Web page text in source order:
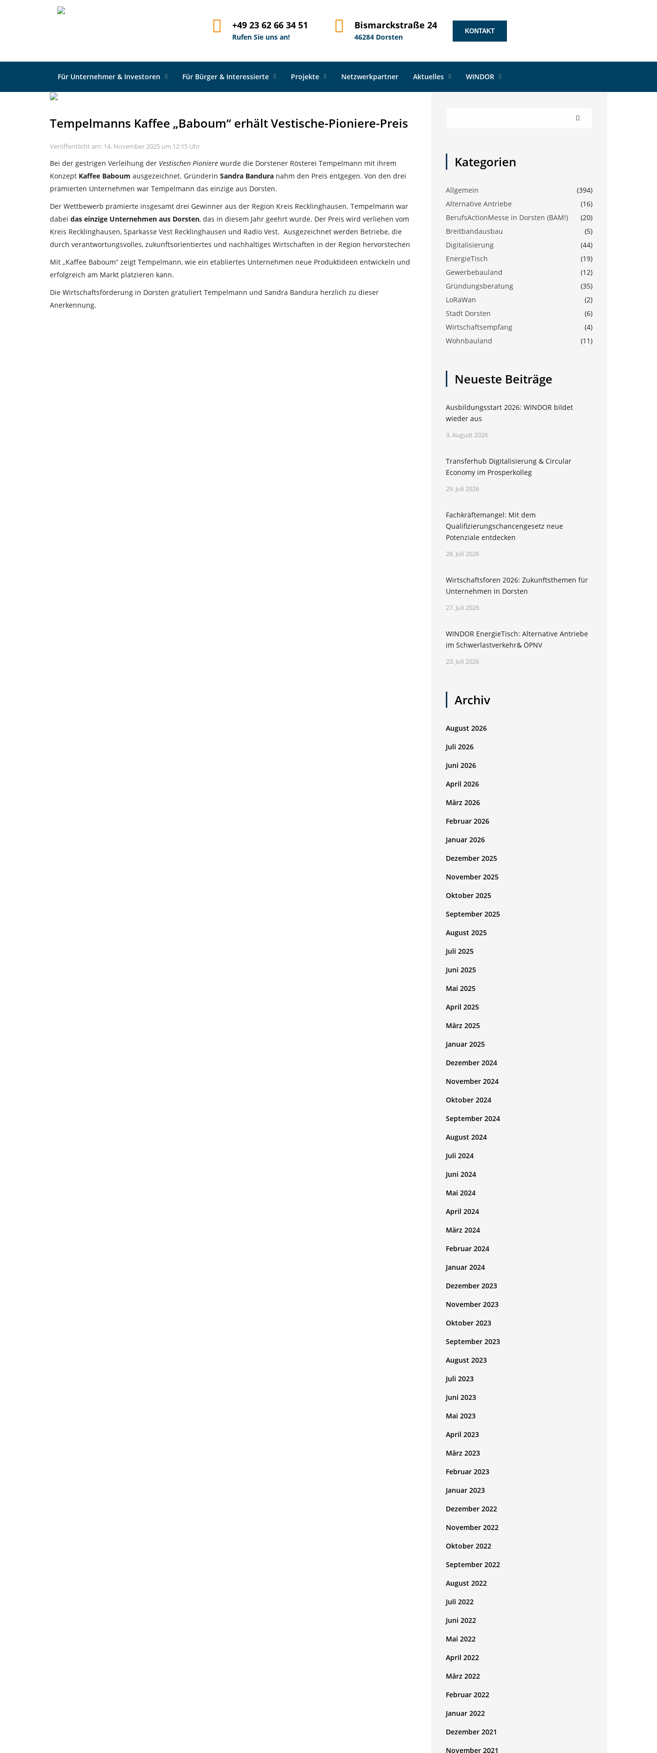
+49 23 62 66 34 51
Rufen Sie uns an!
Bismarckstraße 24
46284 Dorsten
KONTAKT
Für Unternehmer & Investoren Für Bürger & Interessierte Projekte Netzwerkpartner Aktuelles WINDOR
Startseite
Tempelmanns Kaffee „Baboum“ erhält Vestische-Pioniere-Preis
Veröffentlicht am: 14. November 2025 um 12:15 Uhr
Bei der gestrigen Verleihung der Vestischen Pioniere wurde die Dorstener Rösterei Tempelmann mit ihrem
Konzept Kaffee Baboum ausgezeichnet. Gründerin Sandra Bandura nahm den Preis entgegen. Von den drei
prämierten Unternehmen war Tempelmann das einzige aus Dorsten.
Der Wettbewerb prämierte insgesamt drei Gewinner aus der Region Kreis Recklinghausen. Tempelmann war
dabei das einzige Unternehmen aus Dorsten, das in diesem Jahr geehrt wurde. Der Preis wird verliehen vom
Kreis Recklinghausen, Sparkasse Vest Recklinghausen und Radio Vest. Ausgezeichnet werden Betriebe, die
durch verantwortungsvolles, zukunftsorientiertes und nachhaltiges Wirtschaften in der Region hervorstechen
Mit „Kaffee Baboum“ zeigt Tempelmann, wie ein etabliertes Unternehmen neue Produktideen entwickeln und
erfolgreich am Markt platzieren kann.
Die Wirtschaftsförderung in Dorsten gratuliert Tempelmann und Sandra Bandura herzlich zu dieser
Anerkennung.
Kategorien
Allgemein
(394)
Alternative Antriebe
(16)
BerufsActionMesse in Dorsten (BAM!)
(20)
Breitbandausbau
(5)
Digitalisierung
(44)
EnergieTisch
(19)
Gewerbebauland
(12)
Gründungsberatung
(35)
LoRaWan
(2)
Stadt Dorsten
(6)
Wirtschaftsempfang
(4)
Wohnbauland
(11)
Neueste Beiträge
Ausbildungsstart 2026: WINDOR bildet
wieder aus
3. August 2026
Transferhub Digitalisierung & Circular
Economy im Prosperkolleg
29. Juli 2026
Fachkräftemangel: Mit dem
Qualifizierungschancengesetz neue
Potenziale entdecken
28. Juli 2026
Wirtschaftsforen 2026: Zukunftsthemen für
Unternehmen in Dorsten
27. Juli 2026
WINDOR EnergieTisch: Alternative Antriebe
im Schwerlastverkehr& ÖPNV
23. Juli 2026
Archiv
August 2026
Juli 2026
Juni 2026
April 2026
März 2026
Februar 2026
Januar 2026
Dezember 2025
November 2025
Oktober 2025
September 2025
August 2025
Juli 2025
Juni 2025
Mai 2025
April 2025
März 2025
Januar 2025
Dezember 2024
November 2024
Oktober 2024
September 2024
August 2024
Juli 2024
Juni 2024
Mai 2024
April 2024
März 2024
Februar 2024
Januar 2024
Dezember 2023
November 2023
Oktober 2023
September 2023
August 2023
Juli 2023
Juni 2023
Mai 2023
April 2023
März 2023
Februar 2023
Januar 2023
Dezember 2022
November 2022
Oktober 2022
September 2022
August 2022
Juli 2022
Juni 2022
Mai 2022
April 2022
März 2022
Februar 2022
Januar 2022
Dezember 2021
November 2021